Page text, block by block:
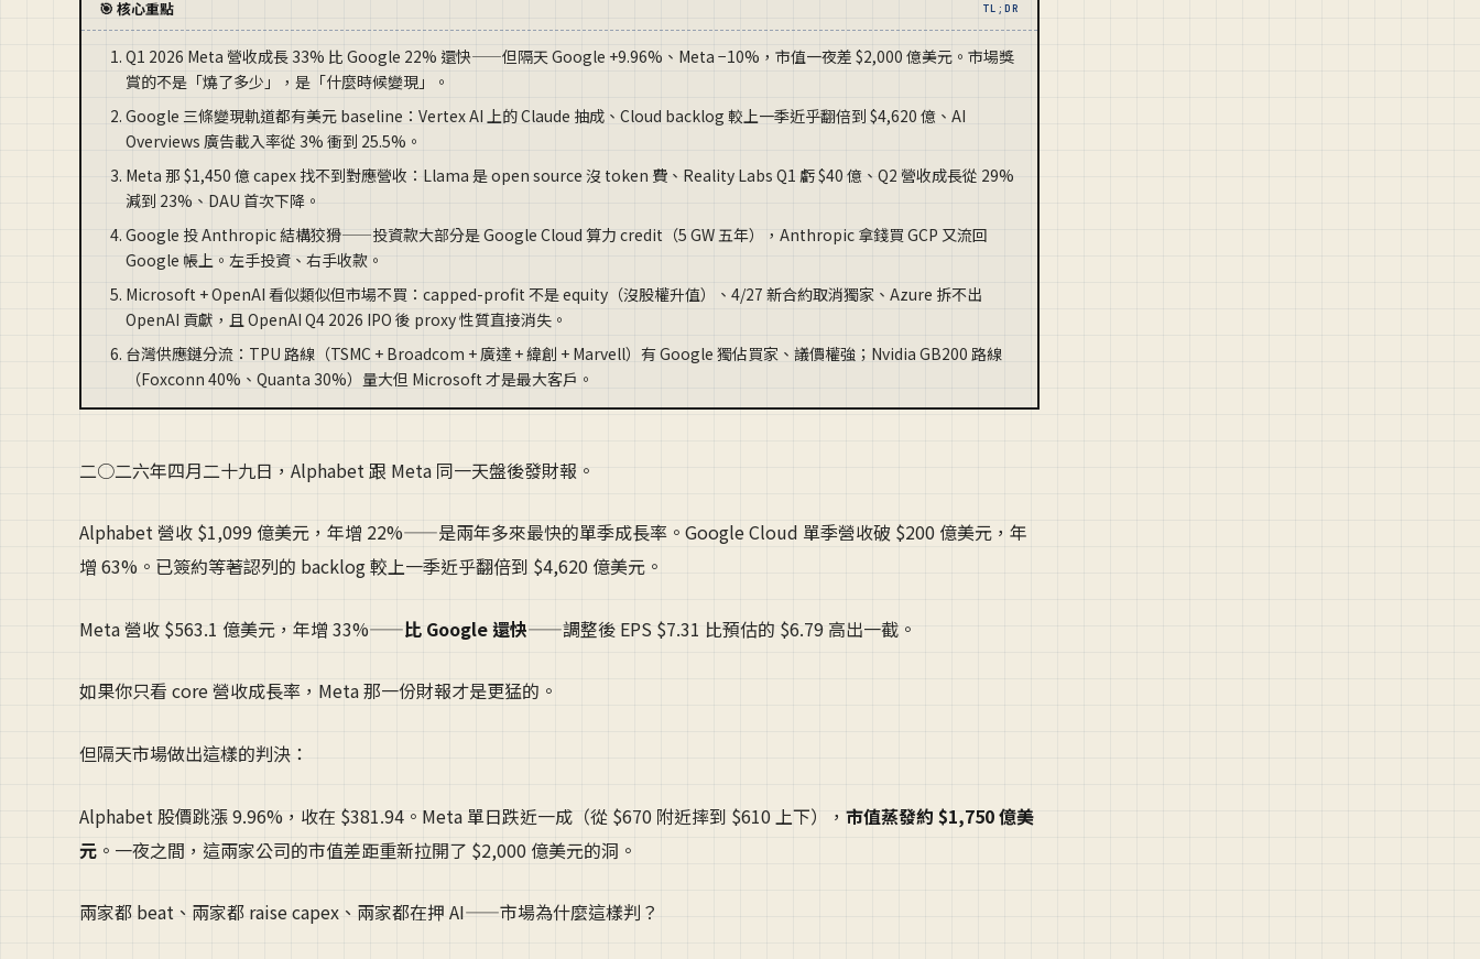
🎯 核心重點 TL;DR
Q1 2026 Meta 營收成長 33% 比 Google 22% 還快——但隔天 Google +9.96%、Meta −10%，市值一夜差 $2,000 億美元。市場獎
賞的不是「燒了多少」，是「什麼時候變現」。
Google 三條變現軌道都有美元 baseline：Vertex AI 上的 Claude 抽成、Cloud backlog 較上一季近乎翻倍到 $4,620 億、AI
Overviews 廣告載入率從 3% 衝到 25.5%。
Meta 那 $1,450 億 capex 找不到對應營收：Llama 是 open source 沒 token 費、Reality Labs Q1 虧 $40 億、Q2 營收成長從 29%
減到 23%、DAU 首次下降。
Google 投 Anthropic 結構狡猾——投資款大部分是 Google Cloud 算力 credit（5 GW 五年），Anthropic 拿錢買 GCP 又流回
Google 帳上。左手投資、右手收款。
Microsoft + OpenAI 看似類似但市場不買：capped-profit 不是 equity（沒股權升值）、4/27 新合約取消獨家、Azure 拆不出
OpenAI 貢獻，且 OpenAI Q4 2026 IPO 後 proxy 性質直接消失。
台灣供應鏈分流：TPU 路線（TSMC + Broadcom + 廣達 + 緯創 + Marvell）有 Google 獨佔買家、議價權強；Nvidia GB200 路線
（Foxconn 40%、Quanta 30%）量大但 Microsoft 才是最大客戶。
二○二六年四月二十九日，Alphabet 跟 Meta 同一天盤後發財報。
Alphabet 營收 $1,099 億美元，年增 22%——是兩年多來最快的單季成長率。Google Cloud 單季營收破 $200 億美元，年
增 63%。已簽約等著認列的 backlog 較上一季近乎翻倍到 $4,620 億美元。
Meta 營收 $563.1 億美元，年增 33%——比 Google 還快——調整後 EPS $7.31 比預估的 $6.79 高出一截。
如果你只看 core 營收成長率，Meta 那一份財報才是更猛的。
但隔天市場做出這樣的判決：
Alphabet 股價跳漲 9.96%，收在 $381.94。Meta 單日跌近一成（從 $670 附近摔到 $610 上下）， 市值蒸發約 $1,750 億美
元 。一夜之間，這兩家公司的市值差距重新拉開了 $2,000 億美元的洞。
兩家都 beat、兩家都 raise capex、兩家都在押 AI——市場為什麼這樣判？